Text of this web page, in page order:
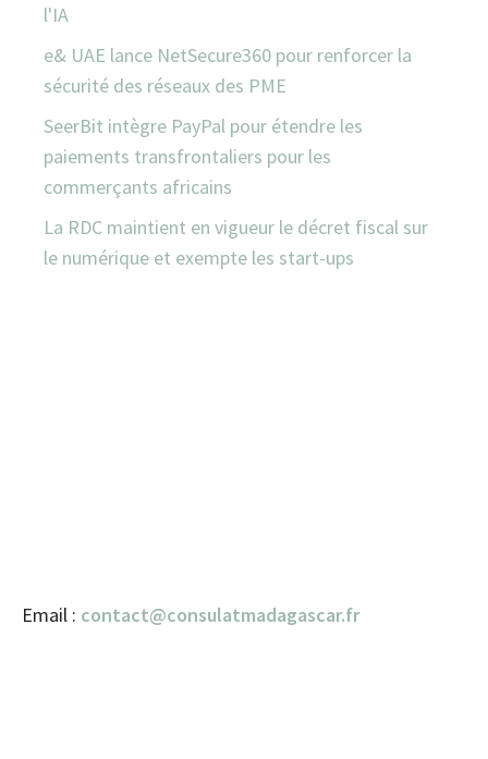
l'IA
e& UAE lance NetSecure360 pour renforcer la
sécurité des réseaux des PME
SeerBit intègre PayPal pour étendre les
paiements transfrontaliers pour les
commerçants africains
La RDC maintient en vigueur le décret fiscal sur
le numérique et exempte les start-ups
Email : contact@consulatmadagascar.fr